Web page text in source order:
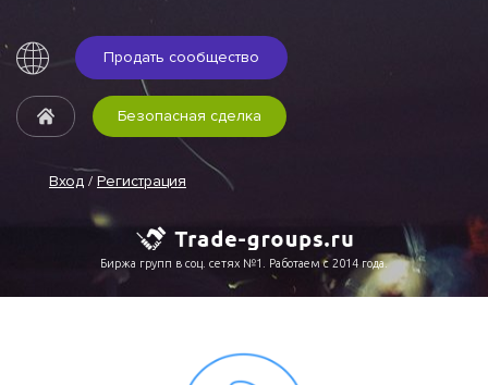
Продать сообщество
Вход / Регистрация
Безопасная сделка
Биржа групп в соц. сетях №1. Работаем с 2014 года.